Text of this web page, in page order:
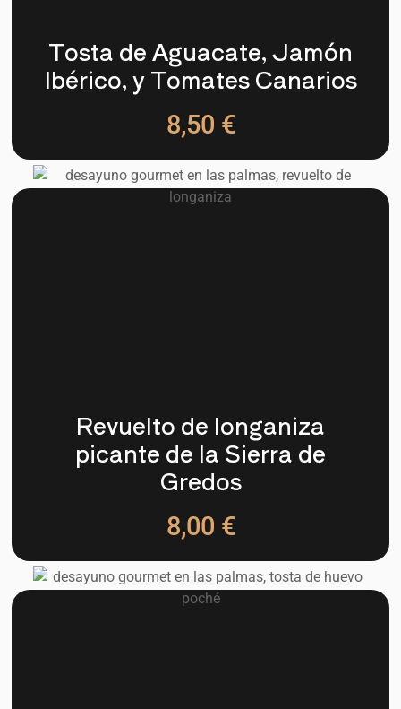
Tosta de Aguacate, Jamón
Ibérico, y Tomates Canarios
8,50 €
Revuelto de longaniza
picante de la Sierra de
Gredos
8,00 €